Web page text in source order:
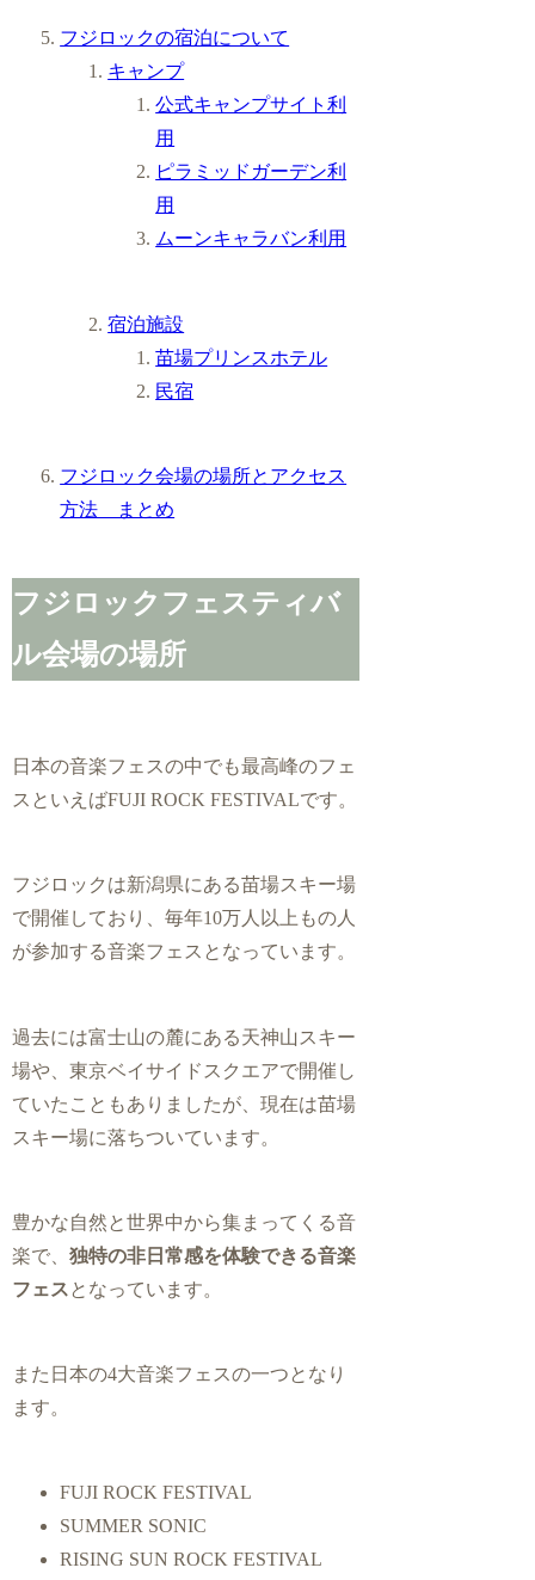
フジロックの宿泊について
キャンプ
公式キャンプサイト利
用
ピラミッドガーデン利
用
ムーンキャラバン利用
宿泊施設
苗場プリンスホテル
民宿
フジロック会場の場所とアクセス
方法 まとめ
フジロックフェスティバ
ル会場の場所
日本の音楽フェスの中でも最高峰のフェ
スといえばFUJI ROCK FESTIVALです。
フジロックは新潟県にある苗場スキー場
で開催しており、毎年10万人以上もの人
が参加する音楽フェスとなっています。
過去には富士山の麓にある天神山スキー
場や、東京ベイサイドスクエアで開催し
ていたこともありましたが、現在は苗場
スキー場に落ちついています。
豊かな自然と世界中から集まってくる音
楽で、独特の非日常感を体験できる音楽
フェスとなっています。
また日本の4大音楽フェスの一つとなり
ます。
FUJI ROCK FESTIVAL
SUMMER SONIC
RISING SUN ROCK FESTIVAL